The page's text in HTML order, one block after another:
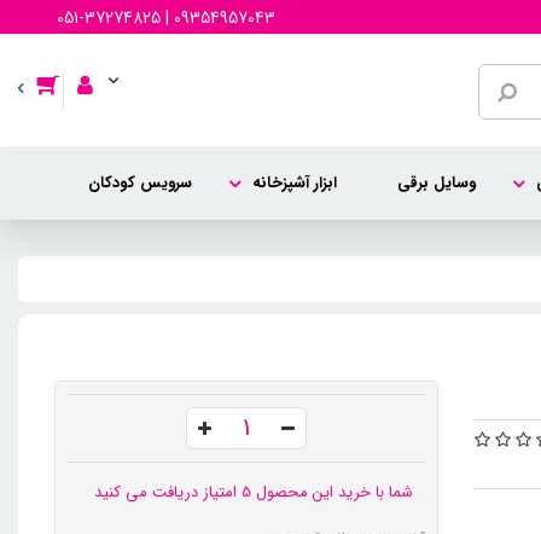
051-37274825 | 09354957043
وسایل برقی ابزار آشپزخانه سرویس کودکان
شما با خرید این محصول 5 امتیاز دریافت می کنید